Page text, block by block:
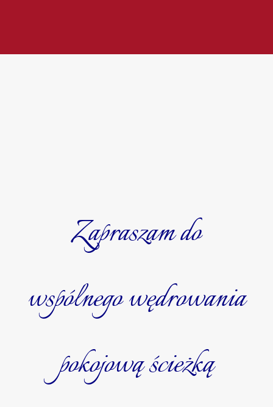
Zapraszam do
wspólnego wędrowania
pokojową ścieżką